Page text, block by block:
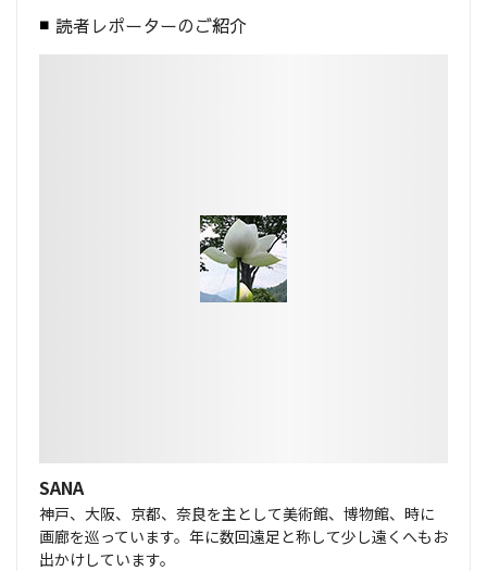
読者レポーターのご紹介
SANA
神戸、大阪、京都、奈良を主として美術館、博物館、時に
画廊を巡っています。年に数回遠足と称して少し遠くへもお
出かけしています。